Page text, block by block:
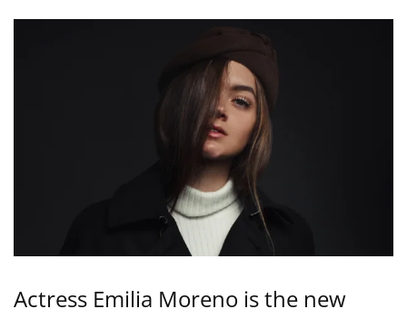
Actress Emilia Moreno is the new